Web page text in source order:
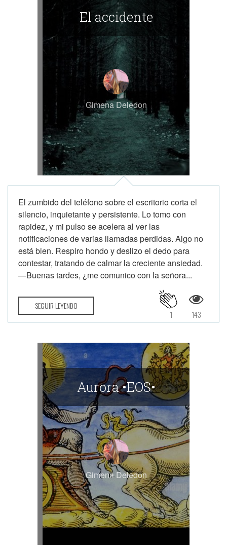
El accidente
Gimena Deledon
El zumbido del teléfono sobre el escritorio corta el
silencio, inquietante y persistente. Lo tomo con
rapidez, y mi pulso se acelera al ver las
notificaciones de varias llamadas perdidas. Algo no
está bien. Respiro hondo y deslizo el dedo para
contestar, tratando de calmar la creciente ansiedad.
—Buenas tardes, ¿me comunico con la señora...
SEGUIR LEYENDO
143
1
Aurora •EOS•
Gimena Deledon